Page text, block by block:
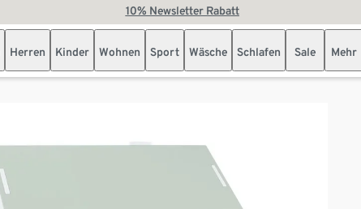
10% Newsletter Rabatt
Herren Kinder Wohnen Sport Wäsche Schlafen Sale Mehr